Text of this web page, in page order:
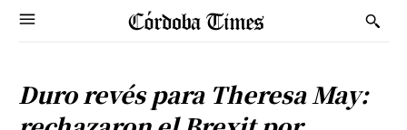
Duro revés para Theresa May: